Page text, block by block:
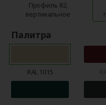
Профиль 82,
вертикальное
Палитра
RAL 1015